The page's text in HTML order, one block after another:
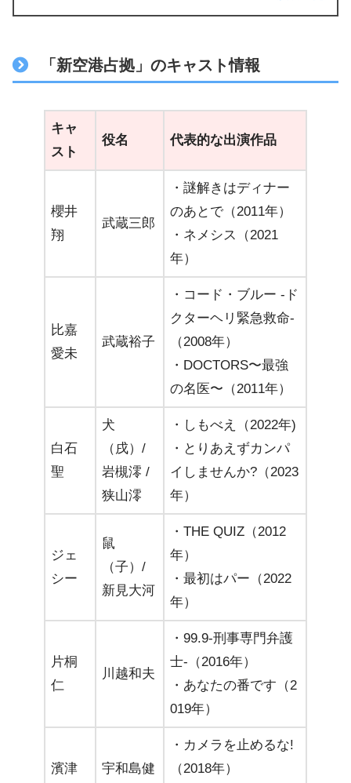
「新空港占拠」のキャスト情報
キャ
スト
役名 代表的な出演作品
櫻井
翔
武蔵三郎
・謎解きはディナー
のあとで（2011年）
・ネメシス（2021
年）
比嘉
愛未
武蔵裕子
・コード・ブルー -ド
クターヘリ緊急救命-
（2008年）
・DOCTORS〜最強
の名医〜（2011年）
白石
聖
犬
（戌）/
岩槻澪 /
狭山澪
・しもべえ（2022年)
・とりあえずカンパ
イしませんか?（2023
年）
ジェ
シー
鼠
（子）/
新見大河
・THE QUIZ（2012
年）
・最初はパー（2022
年）
片桐
仁
川越和夫
・99.9-刑事専門弁護
士-（2016年）
・あなたの番です（2
019年）
濱津 宇和島健
・カメラを止めるな!
（2018年）